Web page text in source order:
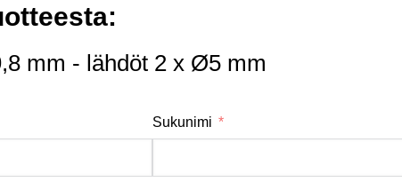
mm - lähdöt 2 x Ø5 mm
Sukunimi